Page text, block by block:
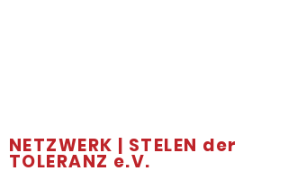
NETZWERK | STELEN der
TOLERANZ e.V.